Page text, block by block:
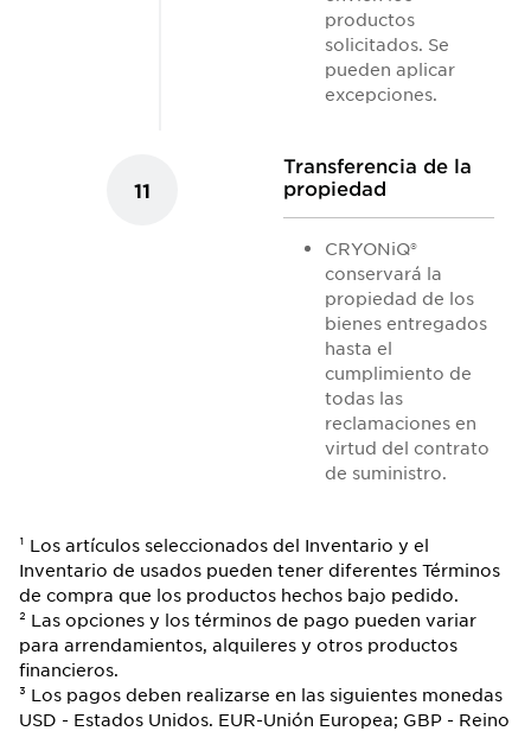
productos
solicitados. Se
pueden aplicar
excepciones.
11
Transferencia de la
propiedad
CRYONiQ®
conservará la
propiedad de los
bienes entregados
hasta el
cumplimiento de
todas las
reclamaciones en
virtud del contrato
de suministro.
¹ Los artículos seleccionados del Inventario y el
Inventario de usados ​​pueden tener diferentes Términos
de compra que los productos hechos bajo pedido.
² Las opciones y los términos de pago pueden variar
para arrendamientos, alquileres y otros productos
financieros.
³ Los pagos deben realizarse en las siguientes monedas
USD - Estados Unidos. EUR-Unión Europea; GBP - Reino